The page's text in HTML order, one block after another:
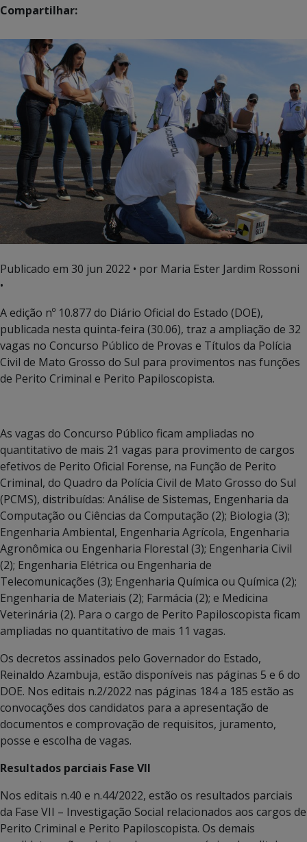
Compartilhar:
Publicado em 30 jun 2022 • por Maria Ester Jardim Rossoni
•
A edição nº 10.877 do Diário Oficial do Estado (DOE),
publicada nesta quinta-feira (30.06), traz a ampliação de 32
vagas no Concurso Público de Provas e Títulos da Polícia
Civil de Mato Grosso do Sul para provimentos nas funções
de Perito Criminal e Perito Papiloscopista.
As vagas do Concurso Público ficam ampliadas no
quantitativo de mais 21 vagas para provimento de cargos
efetivos de Perito Oficial Forense, na Função de Perito
Criminal, do Quadro da Polícia Civil de Mato Grosso do Sul
(PCMS), distribuídas: Análise de Sistemas, Engenharia da
Computação ou Ciências da Computação (2); Biologia (3);
Engenharia Ambiental, Engenharia Agrícola, Engenharia
Agronômica ou Engenharia Florestal (3); Engenharia Civil
(2); Engenharia Elétrica ou Engenharia de
Telecomunicações (3); Engenharia Química ou Química (2);
Engenharia de Materiais (2); Farmácia (2); e Medicina
Veterinária (2). Para o cargo de Perito Papiloscopista ficam
ampliadas no quantitativo de mais 11 vagas.
Os decretos assinados pelo Governador do Estado,
Reinaldo Azambuja, estão disponíveis nas páginas 5 e 6 do
DOE. Nos editais n.2/2022 nas páginas 184 a 185 estão as
convocações dos candidatos para a apresentação de
documentos e comprovação de requisitos, juramento,
posse e escolha de vagas.
Resultados parciais Fase VII
Nos editais n.40 e n.44/2022, estão os resultados parciais
da Fase VII – Investigação Social relacionados aos cargos de
Perito Criminal e Perito Papiloscopista. Os demais